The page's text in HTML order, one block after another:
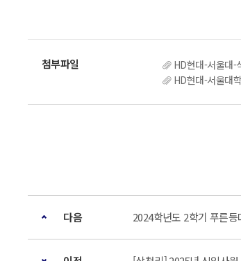
HD현대-서울대-
HD현대-서울대
다음 2024학년도 2학기 푸른